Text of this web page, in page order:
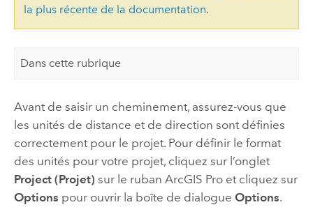
la plus récente de la documentation.
Dans cette rubrique
Avant de saisir un cheminement, assurez-vous que
les unités de distance et de direction sont définies
correctement pour le projet. Pour définir le format
des unités pour votre projet, cliquez sur l’onglet
Project (Projet) sur le ruban ArcGIS Proet cliquez sur
Options pour ouvrir la boîte de dialogue Options.